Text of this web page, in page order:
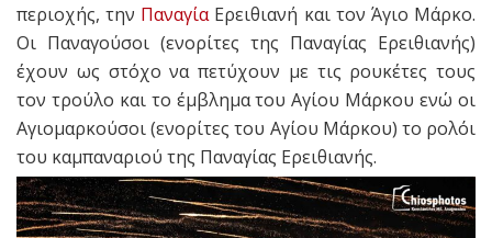
περιοχής, την ΠαναγίαΕρειθιανή και τον Άγιο Μάρκο.
Οι Παναγούσοι (ενορίτες της Παναγίας Ερειθιανής)
έχουν ως στόχο να πετύχουν με τις ρουκέτες τους
τον τρούλο και το έμβλημα του Αγίου Μάρκου ενώ οι
Αγιομαρκούσοι (ενορίτες του Αγίου Μάρκου) το ρολόι
του καμπαναριού της Παναγίας Ερειθιανής.